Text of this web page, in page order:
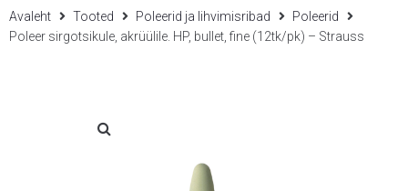
Avaleht Tooted Poleerid ja lihvimisribad
Poleerid
Poleer sirgotsikule, akrüülile. HP, bullet, fine (12tk/pk) – Strauss